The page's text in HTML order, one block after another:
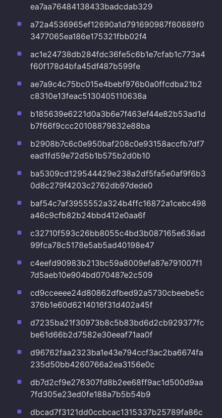
ea7aa76484138433badcdab329
a72a4536965ef12690a1d791690987f80889f0
3477065ea186e175321fbb02f4
ac1e24738db284fdc36fe5c6b1e7cfab1c773a4
f60f178d4bfa45df487b599fe
ae7a9c4c75bc015e4bebf976b0a0ffcdba21b2
c8310e13feac5130405110638a
b185639e6221d0a3b6e7f463ef44e82b53ad1d
b7f66f9ccc20108879832e88ba
b2908b7c6c0e950baf208c0e93158accfb7df7
ead1fd59e72d5b1b575b2d0b10
ba5309cd129544429e238a2df5fa5e0af9f6b3
0d8c279f4203c2762db97dede0
baf54c7af3955552a324b4ffc16872a1cebc498
a46c9cfb82b24bbd412e0aa6f
c32710f593c26bb8055c4bd3b087165e636ad
99fca78c5178e5ab5ad40198e47
c4eefd90983b213bc59a8009efa87e791007f1
7d5aeb10e904bd070487e2c509
cd9cceeee24d80862dfbed92a5730cbeebe5c
376b1e60d6214016f31d402a45f
d7235ba21f30973b8c5b83bd6d2cb929377fc
be61d66b2d7582e30eeaf71aa0f
d96762faa2323ba1e43e794ccf3ac2ba6674fa
235d50bb4260766a2ea3156e0c
db7d2cf9e276307fd8b2ee68ff9ac1d500d9aa
7fd305e23ed0fe188a7b5b54b9
dbcad7f3121dd0ccbcac1315337b25789fa86c